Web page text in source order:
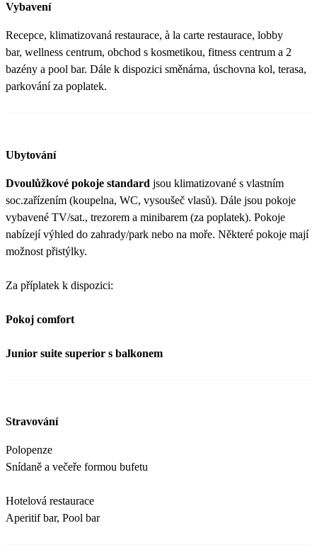
Vybavení
Recepce, klimatizovaná restaurace, à la carte restaurace, lobby
bar, wellness centrum, obchod s kosmetikou, fitness centrum a 2
bazény a pool bar. Dále k dispozici směnárna, úschovna kol, terasa,
parkování za poplatek.
Ubytování
Dvoulůžkové pokoje standard jsou klimatizované s vlastním
soc.zařízením (koupelna, WC, vysoušeč vlasů). Dále jsou pokoje
vybavené TV/sat., trezorem a minibarem (za poplatek). Pokoje
nabízejí výhled do zahrady/park nebo na moře. Některé pokoje mají
možnost přistýlky.
Za příplatek k dispozici:
Pokoj comfort
Junior suite superior s balkonem
Stravování
Polopenze
Snídaně a večeře formou bufetu
Hotelová restaurace
Aperitif bar, Pool bar